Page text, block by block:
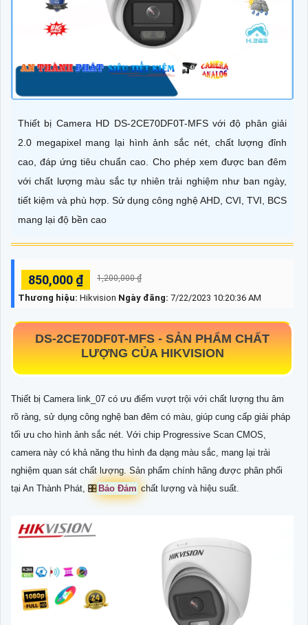
Thiết bị Camera HD DS-2CE70DF0T-MFS với độ phân giải
2.0 megapixel mang lại hình ảnh sắc nét, chất lượng đỉnh
cao, đáp ứng tiêu chuẩn cao. Cho phép xem được ban đêm
với chất lượng màu sắc tự nhiên trải nghiệm như ban ngày,
tiết kiệm và phù hợp. Sử dụng công nghệ AHD, CVI, TVI, BCS
mang lại độ bền cao
850,000 ₫ 1,200,000 ₫
Thương hiệu: Hikvision Ngày đăng: 7/22/2023 10:20:36 AM
DS-2CE70DF0T-MFS - SẢN PHẨM CHẤT
LƯỢNG CỦA HIKVISION
Thiết bị Camera link_07 có ưu điểm vượt trội với chất lượng thu âm
rõ ràng, sử dụng công nghệ ban đêm có màu, giúp cung cấp giải pháp
tối ưu cho hình ảnh sắc nét. Với chip Progressive Scan CMOS,
camera này có khả năng thu hình đa dạng màu sắc, mang lại trải
nghiệm quan sát chất lượng. Sản phẩm chính hãng được phân phối
tại An Thành Phát, 🎛Bảo Đảm chất lượng và hiệu suất.